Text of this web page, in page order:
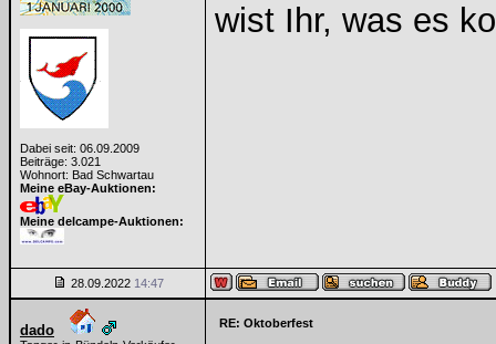
Dabei seit: 06.09.2009
Beiträge: 3.021
Wohnort: Bad Schwartau
Meine eBay-Auktionen:
Meine delcampe-Auktionen:
wist Ihr, was es
28.09.2022 14:47
dado RE: Oktoberfest